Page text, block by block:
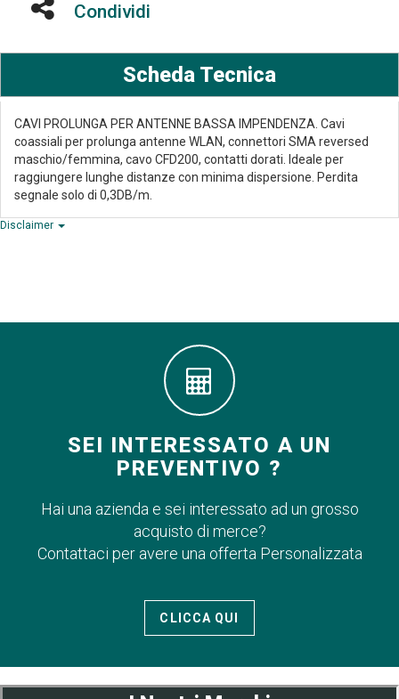
Condividi
Scheda Tecnica
CAVI PROLUNGA PER ANTENNE BASSA IMPENDENZA. Cavi
coassiali per prolunga antenne WLAN, connettori SMA reversed
maschio/femmina, cavo CFD200, contatti dorati. Ideale per
raggiungere lunghe distanze con minima dispersione. Perdita
segnale solo di 0,3DB/m.
Disclaimer
SEI INTERESSATO A UN
PREVENTIVO ?
Hai una azienda e sei interessato ad un grosso
acquisto di merce?
Contattaci per avere una offerta Personalizzata
CLICCA QUI